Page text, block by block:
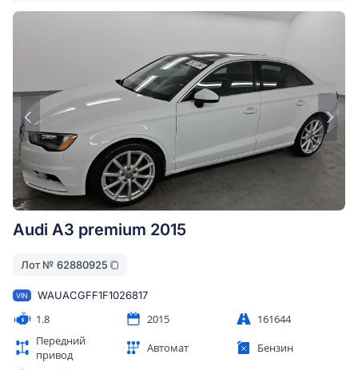
Audi A3 premium 2015
Лот № 62880925
VIN WAUACGFF1F1026817
1.8 2015
161644
Передний
привод
Автомат
Бензин